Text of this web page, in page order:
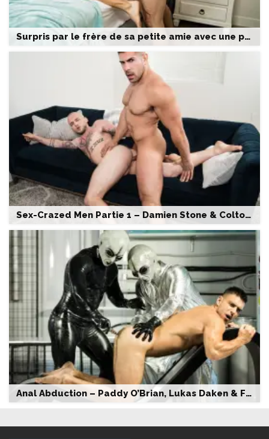
Surpris par le frère de sa petite amie avec une poupée gonflable – Damien Stone & Marcus Tresor
Sex-Crazed Men Partie 1 – Damien Stone & Colton Grey – Bareback
Anal Abduction – Paddy O’Brian, Lukas Daken & Francois Sagat